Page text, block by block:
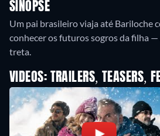
SINOPSE
Um pai brasileiro viaja até Bariloche
conhecer os futuros sogros da filha
treta.
VIDEOS: TRAILERS, TEASERS,